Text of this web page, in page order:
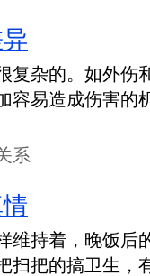
复杂的。如外伤
容易造成伤害的
系
维持着，晚饭后
扫把的搞卫生，